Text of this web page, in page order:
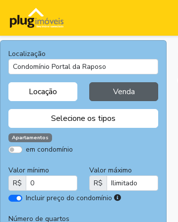
Localização
Locação Venda
Selecione os tipos
Casas
Casas
Comerciais
Salas
Chácaras e
Apartamentos
em condomínio
Valor mínimo
R$
Valor máximo
R$
Incluir preço do condomínio
I
Número de quartos